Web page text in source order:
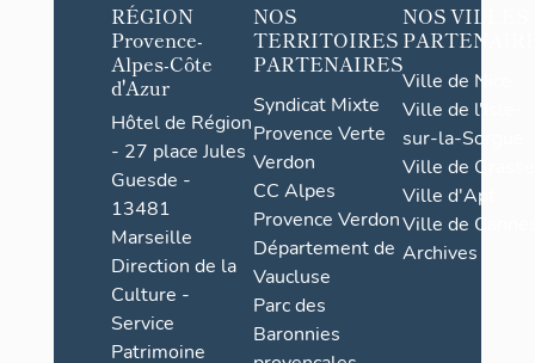
RÉGION
Provence-
Alpes-Côte
d'Azur
Hôtel de Région
- 27 place Jules
Guesde -
13481
Marseille
Direction de la
Culture -
Service
Patrimoine
NOS
TERRITOIRES
PARTENAIRES
Syndicat Mixte
Provence Verte
Verdon
CC Alpes
Provence Verdon
Département de
Vaucluse
Parc des
Baronnies
NOS VILLES
Ville de Nice
Ville de l'Isle-
sur-la-Sorgue
Ville de Grasse
Ville d'Apt
Ville de
Archives